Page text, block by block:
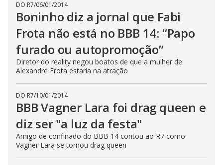
DO R7/06/01/2014
Boninho diz a jornal que Fabi
Frota não está no BBB 14: “Papo
furado ou autopromoção”
Diretor do reality negou boatos de que a mulher de
Alexandre Frota estaria na atração
DO R7/10/01/2014
BBB Vagner Lara foi drag queen e
diz ser "a luz da festa"
Amigo de confinado do BBB 14 contou ao R7 como
Vagner Lara se tornou drag queen